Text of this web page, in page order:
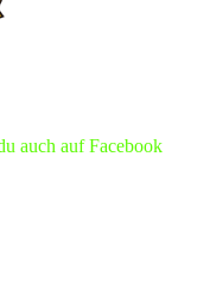
auch auf Facebook